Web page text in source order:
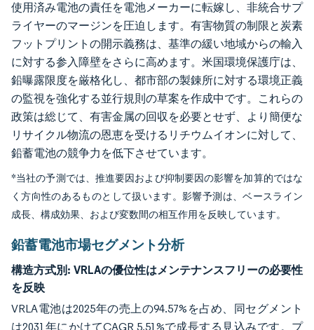
使用済み電池の責任を電池メーカーに転嫁し、非統合サプ
ライヤーのマージンを圧迫します。有害物質の制限と炭素
フットプリントの開示義務は、基準の緩い地域からの輸入
に対する参入障壁をさらに高めます。米国環境保護庁は、
鉛曝露限度を厳格化し、都市部の製錬所に対する環境正義
の監視を強化する並行規則の草案を作成中です。これらの
政策は総じて、有害金属の回収を必要とせず、より簡便な
リサイクル物流の恩恵を受けるリチウムイオンに対して、
鉛蓄電池の競争力を低下させています。
*当社の予測では、推進要因および抑制要因の影響を加算的ではな
く方向性のあるものとして扱います。影響予測は、ベースライン
成長、構成効果、および変数間の相互作用を反映しています。
鉛蓄電池市場セグメント分析
構造方式別: VRLAの優位性はメンテナンスフリーの必要性
を反映
VRLA電池は2025年の売上の94.57%を占め、同セグメント
は2031年にかけてCAGR 5.51%で成長する見込みです。プ